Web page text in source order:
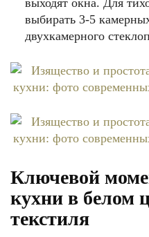
выходят окна. Для
выбирать 3-5
двухкамерного
Ключевой
кухни в белом
текстиля